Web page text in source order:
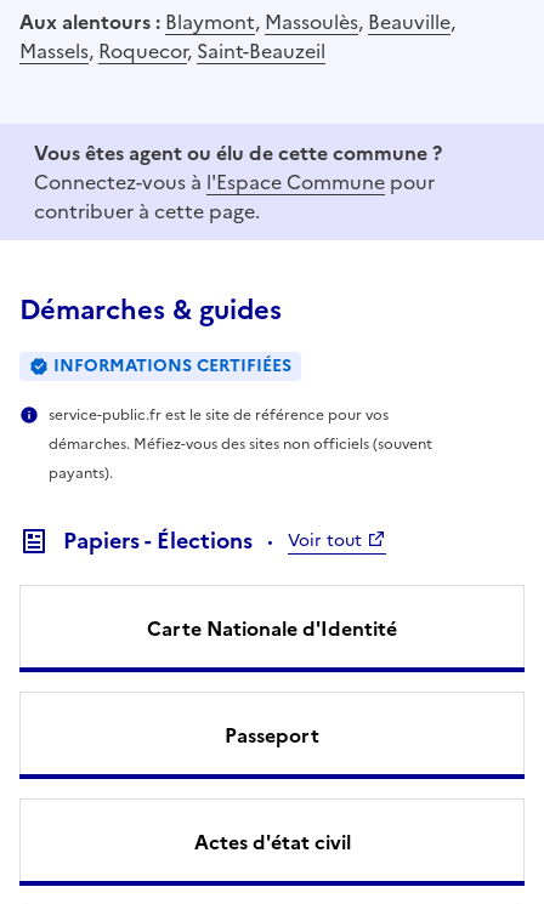
Aux alentours : Blaymont, Massoulès, Beauville,
Massels, Roquecor, Saint-Beauzeil
Vous êtes agent ou élu de cette commune ?
Connectez-vous à l'Espace Commune pour
contribuer à cette page.
Démarches & guides
INFORMATIONS CERTIFIÉES
service-public.fr est le site de référence pour vos
démarches. Méfiez-vous des sites non officiels (souvent
payants).
Papiers - Élections Voir tout
Carte Nationale d'Identité
Passeport
Actes d'état civil